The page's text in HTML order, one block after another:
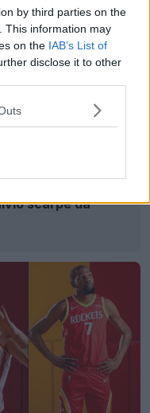
by third parties on the
This information may
on the IAB’s List of
disclose it to other
scarpe da